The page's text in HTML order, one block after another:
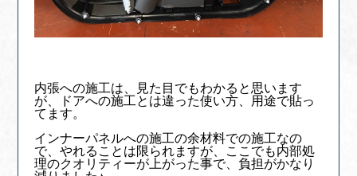
内張への施工は、見た目でもわかると思います
が、ドアへの施工とは違った使い方、用途で貼っ
てます。
インナーパネルへの施工の余材料での施工なの
で、やれることは限られますが、ここでも内部処
理のクオリティーが上がった事で、負担がかなり